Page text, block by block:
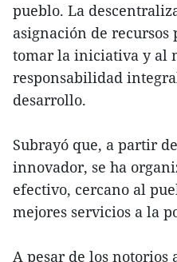
pueblo. La
asignación de
tomar la iniciativa y al
responsabilidad
desarrollo.
Subrayó que, a partir
innovador, se ha
efectivo, cercano al
mejores servicios a la
A pesar de los